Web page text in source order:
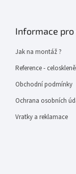
Informace pro
Jak na montáž ?
Reference -
Obchodní podmínky
Ochrana osobních
Vratky a reklamace